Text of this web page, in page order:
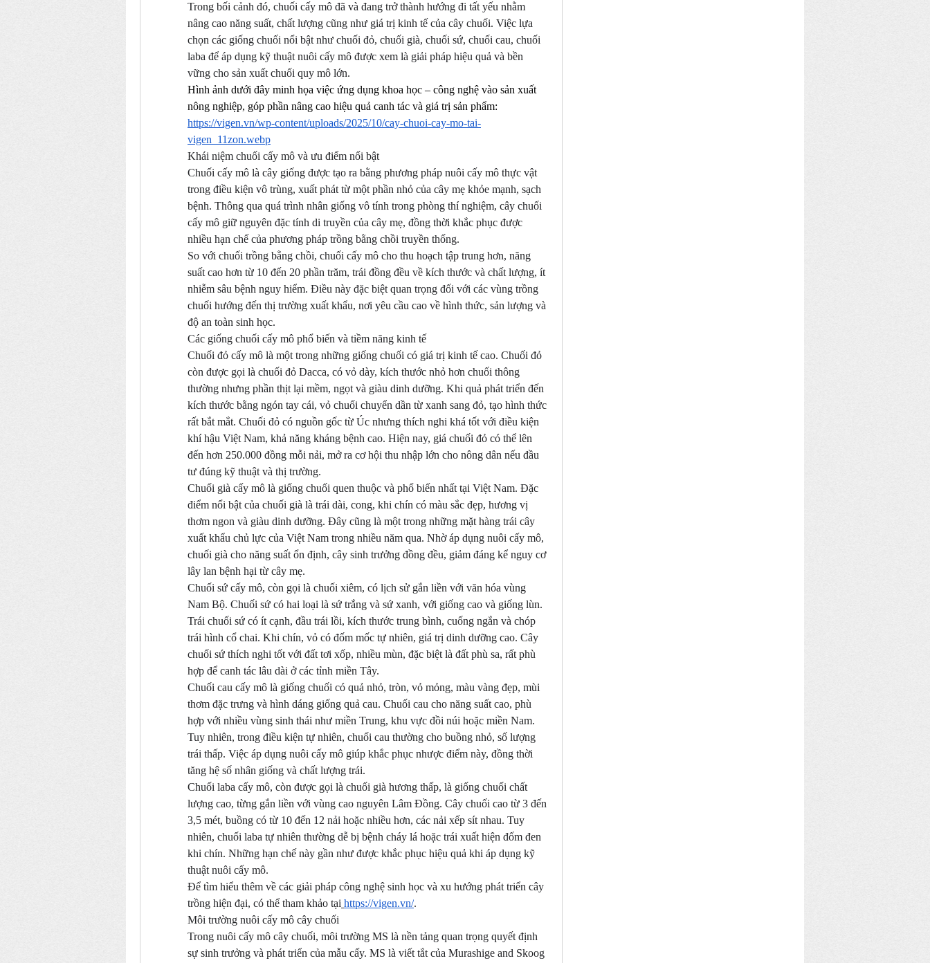
Trong bối cảnh đó, chuối cấy mô đã và đang trở thành hướng đi tất yếu nhằm
nâng cao năng suất, chất lượng cũng như giá trị kinh tế của cây chuối. Việc lựa
chọn các giống chuối nổi bật như chuối đỏ, chuối già, chuối sứ, chuối cau, chuối
laba để áp dụng kỹ thuật nuôi cấy mô được xem là giải pháp hiệu quả và bền
vững cho sản xuất chuối quy mô lớn.
Hình ảnh dưới đây minh họa việc ứng dụng khoa học – công nghệ vào sản xuất
nông nghiệp, góp phần nâng cao hiệu quả canh tác và giá trị sản phẩm:
https://vigen.vn/wp-content/uploads/2025/10/cay-chuoi-cay-mo-tai-
vigen_11zon.webp
Khái niệm chuối cấy mô và ưu điểm nổi bật
Chuối cấy mô là cây giống được tạo ra bằng phương pháp nuôi cấy mô thực vật
trong điều kiện vô trùng, xuất phát từ một phần nhỏ của cây mẹ khỏe mạnh, sạch
bệnh. Thông qua quá trình nhân giống vô tính trong phòng thí nghiệm, cây chuối
cấy mô giữ nguyên đặc tính di truyền của cây mẹ, đồng thời khắc phục được
nhiều hạn chế của phương pháp trồng bằng chồi truyền thống.
So với chuối trồng bằng chồi, chuối cấy mô cho thu hoạch tập trung hơn, năng
suất cao hơn từ 10 đến 20 phần trăm, trái đồng đều về kích thước và chất lượng, ít
nhiễm sâu bệnh nguy hiểm. Điều này đặc biệt quan trọng đối với các vùng trồng
chuối hướng đến thị trường xuất khẩu, nơi yêu cầu cao về hình thức, sản lượng và
độ an toàn sinh học.
Các giống chuối cấy mô phổ biến và tiềm năng kinh tế
Chuối đỏ cấy mô là một trong những giống chuối có giá trị kinh tế cao. Chuối đỏ
còn được gọi là chuối đỏ Dacca, có vỏ dày, kích thước nhỏ hơn chuối thông
thường nhưng phần thịt lại mềm, ngọt và giàu dinh dưỡng. Khi quả phát triển đến
kích thước bằng ngón tay cái, vỏ chuối chuyển dần từ xanh sang đỏ, tạo hình thức
rất bắt mắt. Chuối đỏ có nguồn gốc từ Úc nhưng thích nghi khá tốt với điều kiện
khí hậu Việt Nam, khả năng kháng bệnh cao. Hiện nay, giá chuối đỏ có thể lên
đến hơn 250.000 đồng mỗi nải, mở ra cơ hội thu nhập lớn cho nông dân nếu đầu
tư đúng kỹ thuật và thị trường.
Chuối già cấy mô là giống chuối quen thuộc và phổ biến nhất tại Việt Nam. Đặc
điểm nổi bật của chuối già là trái dài, cong, khi chín có màu sắc đẹp, hương vị
thơm ngon và giàu dinh dưỡng. Đây cũng là một trong những mặt hàng trái cây
xuất khẩu chủ lực của Việt Nam trong nhiều năm qua. Nhờ áp dụng nuôi cấy mô,
chuối già cho năng suất ổn định, cây sinh trưởng đồng đều, giảm đáng kể nguy cơ
lây lan bệnh hại từ cây mẹ.
Chuối sứ cấy mô, còn gọi là chuối xiêm, có lịch sử gắn liền với văn hóa vùng
Nam Bộ. Chuối sứ có hai loại là sứ trắng và sứ xanh, với giống cao và giống lùn.
Trái chuối sứ có ít cạnh, đầu trái lồi, kích thước trung bình, cuống ngắn và chóp
trái hình cổ chai. Khi chín, vỏ có đốm mốc tự nhiên, giá trị dinh dưỡng cao. Cây
chuối sứ thích nghi tốt với đất tơi xốp, nhiều mùn, đặc biệt là đất phù sa, rất phù
hợp để canh tác lâu dài ở các tỉnh miền Tây.
Chuối cau cấy mô là giống chuối có quả nhỏ, tròn, vỏ mỏng, màu vàng đẹp, mùi
thơm đặc trưng và hình dáng giống quả cau. Chuối cau cho năng suất cao, phù
hợp với nhiều vùng sinh thái như miền Trung, khu vực đồi núi hoặc miền Nam.
Tuy nhiên, trong điều kiện tự nhiên, chuối cau thường cho buồng nhỏ, số lượng
trái thấp. Việc áp dụng nuôi cấy mô giúp khắc phục nhược điểm này, đồng thời
tăng hệ số nhân giống và chất lượng trái.
Chuối laba cấy mô, còn được gọi là chuối già hương thấp, là giống chuối chất
lượng cao, từng gắn liền với vùng cao nguyên Lâm Đồng. Cây chuối cao từ 3 đến
3,5 mét, buồng có từ 10 đến 12 nải hoặc nhiều hơn, các nải xếp sít nhau. Tuy
nhiên, chuối laba tự nhiên thường dễ bị bệnh cháy lá hoặc trái xuất hiện đốm đen
khi chín. Những hạn chế này gần như được khắc phục hiệu quả khi áp dụng kỹ
thuật nuôi cấy mô.
Để tìm hiểu thêm về các giải pháp công nghệ sinh học và xu hướng phát triển cây
trồng hiện đại, có thể tham khảo tại https://vigen.vn/.
Môi trường nuôi cấy mô cây chuối
Trong nuôi cấy mô cây chuối, môi trường MS là nền tảng quan trọng quyết định
sự sinh trưởng và phát triển của mẫu cấy. MS là viết tắt của Murashige and Skoog